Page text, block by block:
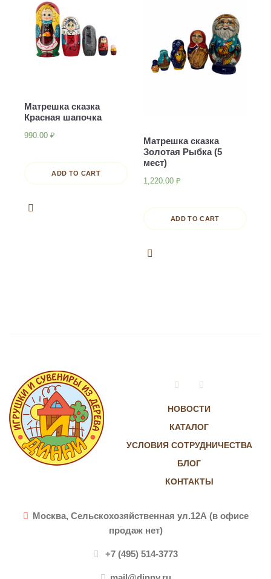
Матрешка сказка
Красная шапочка
990.00 ₽
ADD TO CART
Матрешка сказка
Золотая Рыбка (5
мест)
1,220.00 ₽
ADD TO CART
НОВОСТИ
КАТАЛОГ
УСЛОВИЯ СОТРУДНИЧЕСТВА
БЛОГ
КОНТАКТЫ
VkontakteInstagram
Москва, Сельскохозяйственная ул.12А (в офисе
продаж нет)
+7 (495) 514-3773